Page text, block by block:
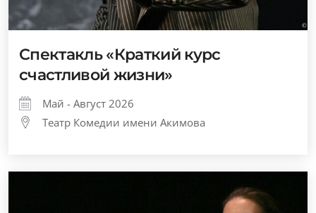
Спектакль «Краткий курс
счастливой жизни»
Май - Август 2026
Театр Комедии имени Акимова